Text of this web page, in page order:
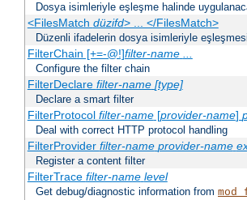
Dosya isimleriyle eşleşme halinde
<FilesMatch düzifd> ... </FilesMatch>
Düzenli ifadelerin dosya isimleriyle
FilterChain [+=-@!]filter-name ...
Configure the filter chain
FilterDeclare filter-name [type]
Declare a smart filter
FilterProtocol filter-name[provider-name]
Deal with correct HTTP protocol handling
FilterProvider filter-name provider-name
Register a content filter
FilterTrace filter-name level
Get debug/diagnostic information from